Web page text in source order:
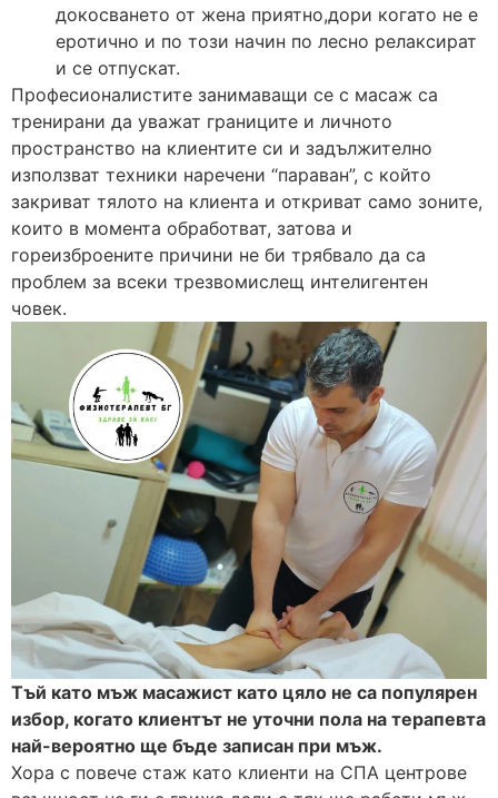
докосването от жена приятно,дори когато не е
еротично и по този начин по лесно релаксират
и се отпускат.
Професионалистите занимаващи се с масаж са
тренирани да уважат границите и личното
пространство на клиентите си и задължително
използват техники наречени “параван”, с който
закриват тялото на клиента и откриват само зоните,
които в момента обработват, затова и
гореизброените причини не би трябвало да са
проблем за всеки трезвомислещ интелигентен
човек.
Тъй като мъж масажист като цяло не са популярен
избор, когато клиентът не уточни пола на терапевта
най-вероятно ще бъде записан при мъж.
Хора с повече стаж като клиенти на СПА центрове